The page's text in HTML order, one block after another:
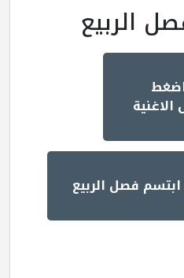
الربيع
الاغنية
فصل الربيع